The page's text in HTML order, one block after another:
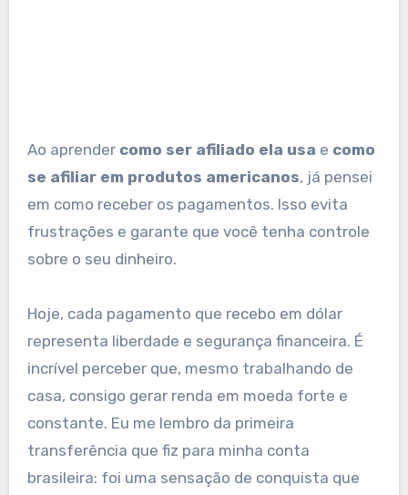
Ao aprender como ser afiliado ela usa e como
se afiliar em produtos americanos, já pensei
em como receber os pagamentos. Isso evita
frustrações e garante que você tenha controle
sobre o seu dinheiro.
Hoje, cada pagamento que recebo em dólar
representa liberdade e segurança financeira. É
incrível perceber que, mesmo trabalhando de
casa, consigo gerar renda em moeda forte e
constante. Eu me lembro da primeira
transferência que fiz para minha conta
brasileira: foi uma sensação de conquista que